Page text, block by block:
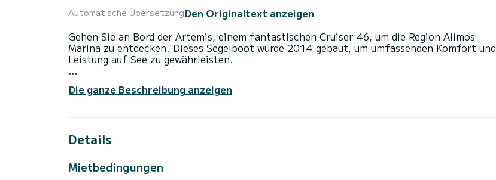
Automatische ÜbersetzungDen Originaltext anzeigen
Gehen Sie an Bord der Artemis, einem fantastischen Cruiser 46, um die Region Alimos
Marina zu entdecken. Dieses Segelboot wurde 2014 gebaut, um umfassenden Komfort und
Leistung auf See zu gewährleisten.
einer Gesamtlänge von 14 Metern wird es Ihr bester Verbündeter sein, um einen
verbringen.
Für Ihren Komfort verfügt Artemis über 3 Toiletten mit Dusche.
Dieses Boot ist mit einem Rollgroßsegel und einer Rollgenua ausgestattet. Es verfügt über
folgende Ausstattung: Autopilot, Außenbordmotor, Bugstrahlruder, USB-Anschluss.
Die ganze Beschreibung anzeigen
Details
Mietbedingungen